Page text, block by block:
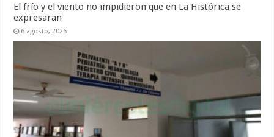
El frío y el viento no impidieron que en La Histórica se
expresaran
6 agosto, 2026